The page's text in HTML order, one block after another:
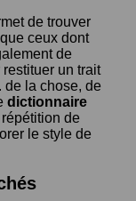
de trouver
ceux dont
de
un trait
de la chose, de
dictionnaire
répétition de
le style de